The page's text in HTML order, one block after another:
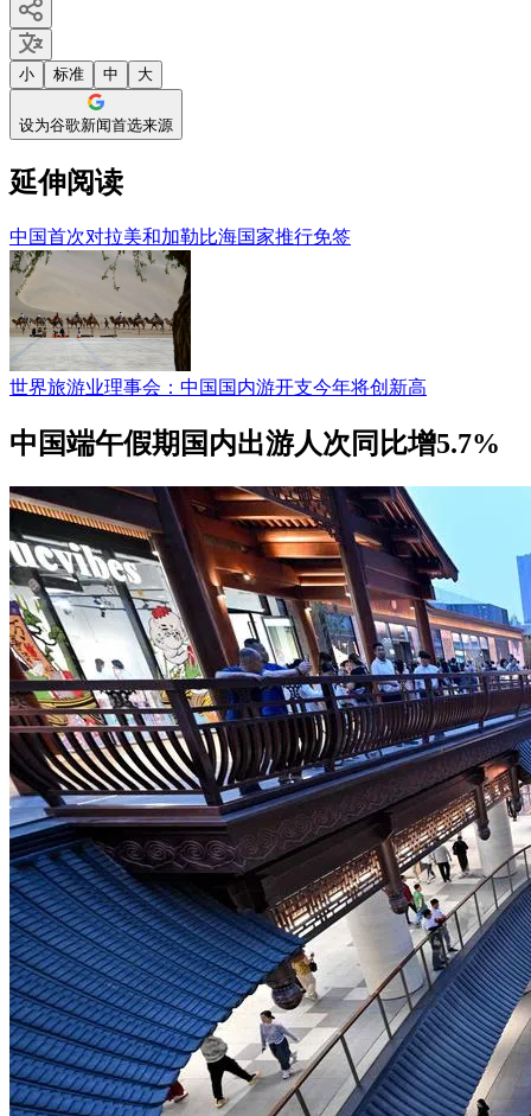
小 标准 中 大
设为谷歌新闻首选来源
延伸阅读
中国首次对拉美和加勒比海国家推行免签
世界旅游业理事会：中国国内游开支今年将创新高
中国端午假期国内出游人次同比增5.7%